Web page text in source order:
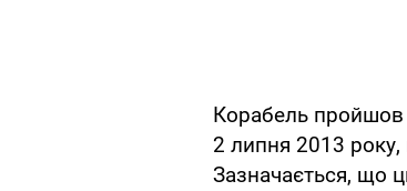
Корабель пройшов
2 липня 2013 року,
Зазначається, що